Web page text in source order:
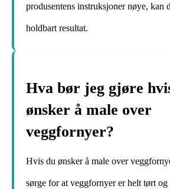
produsentens instruksjoner nøye, kan
holdbart resultat.
Hva bør jeg gjøre
ønsker å male over
veggfornyer?
Hvis du ønsker å male over
sørge for at veggfornyer er helt tørt og